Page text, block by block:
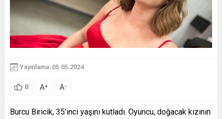
Yayınlama: 05.05.2024
0 A+ A-
Burcu Biricik, 35’inci yaşını kutladı. Oyuncu, doğacak kızının